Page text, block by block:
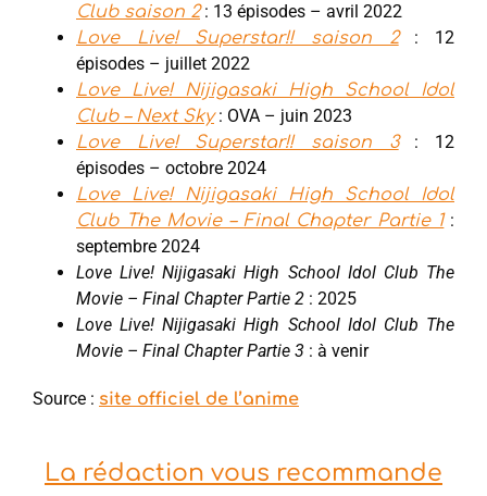
Club saison 2: 13 épisodes – avril 2022
Love Live! Superstar!! saison 2: 12
épisodes – juillet 2022
Love Live! Nijigasaki High School Idol
Club – Next Sky: OVA – juin 2023
Love Live! Superstar!! saison 3: 12
épisodes – octobre 2024
Love Live! Nijigasaki High School Idol
Club The Movie – Final Chapter Partie 1:
septembre 2024
Love Live! Nijigasaki High School Idol Club The
Movie – Final Chapter Partie 2 : 2025
Love Live! Nijigasaki High School Idol Club The
Movie – Final Chapter Partie 3 : à venir
Source : site officiel de l’anime
La rédaction vous recommande